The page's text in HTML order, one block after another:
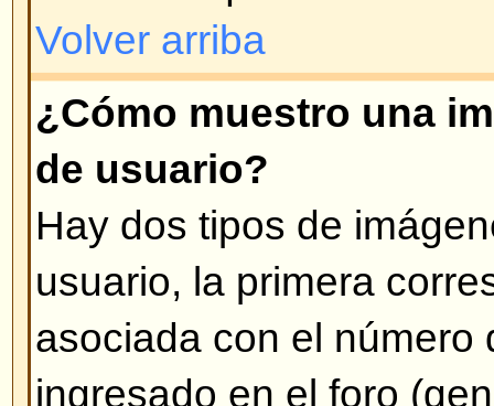
veces se deja un mensaje
Volver arriba
¿Cómo adoso mi firma a mis
Para adosar una firma en sus
que crear una firma
modificando su perfil. Una vez
opciónAgregar firmacuando
También puede activar la
agregue su firma a los